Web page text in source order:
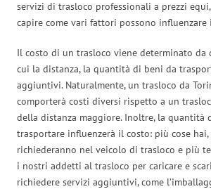
servizi di trasloco professionali a prezzi
capire come vari fattori possono influenzare
Il costo di un trasloco viene determinato da
cui la distanza, la quantità di beni da
aggiuntivi. Naturalmente, un trasloco da
comporterà costi diversi rispetto a un
della distanza maggiore. Inoltre, la quantità
trasportare influenzerà il costo: più cose hai,
richiederanno nel veicolo di trasloco e più
i nostri addetti al trasloco per caricare e
richiedere servizi aggiuntivi, come